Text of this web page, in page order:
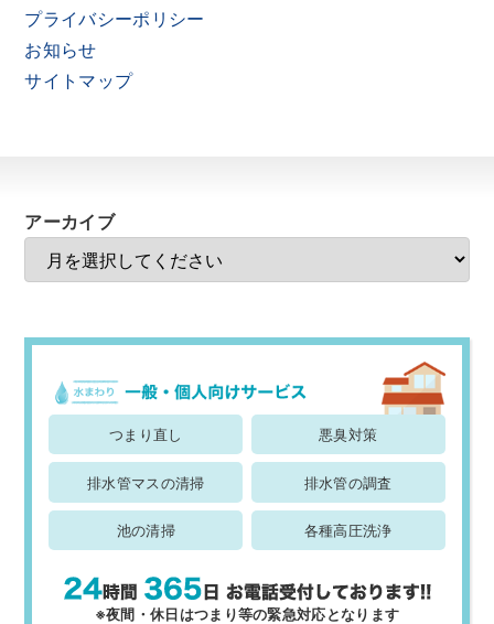
プライバシーポリシー
お知らせ
サイトマップ
アーカイブ
つまり直し 悪臭対策
排水管マスの清掃 排水管の調査
池の清掃 各種高圧洗浄
※夜間・休日はつまり等の緊急対応となります